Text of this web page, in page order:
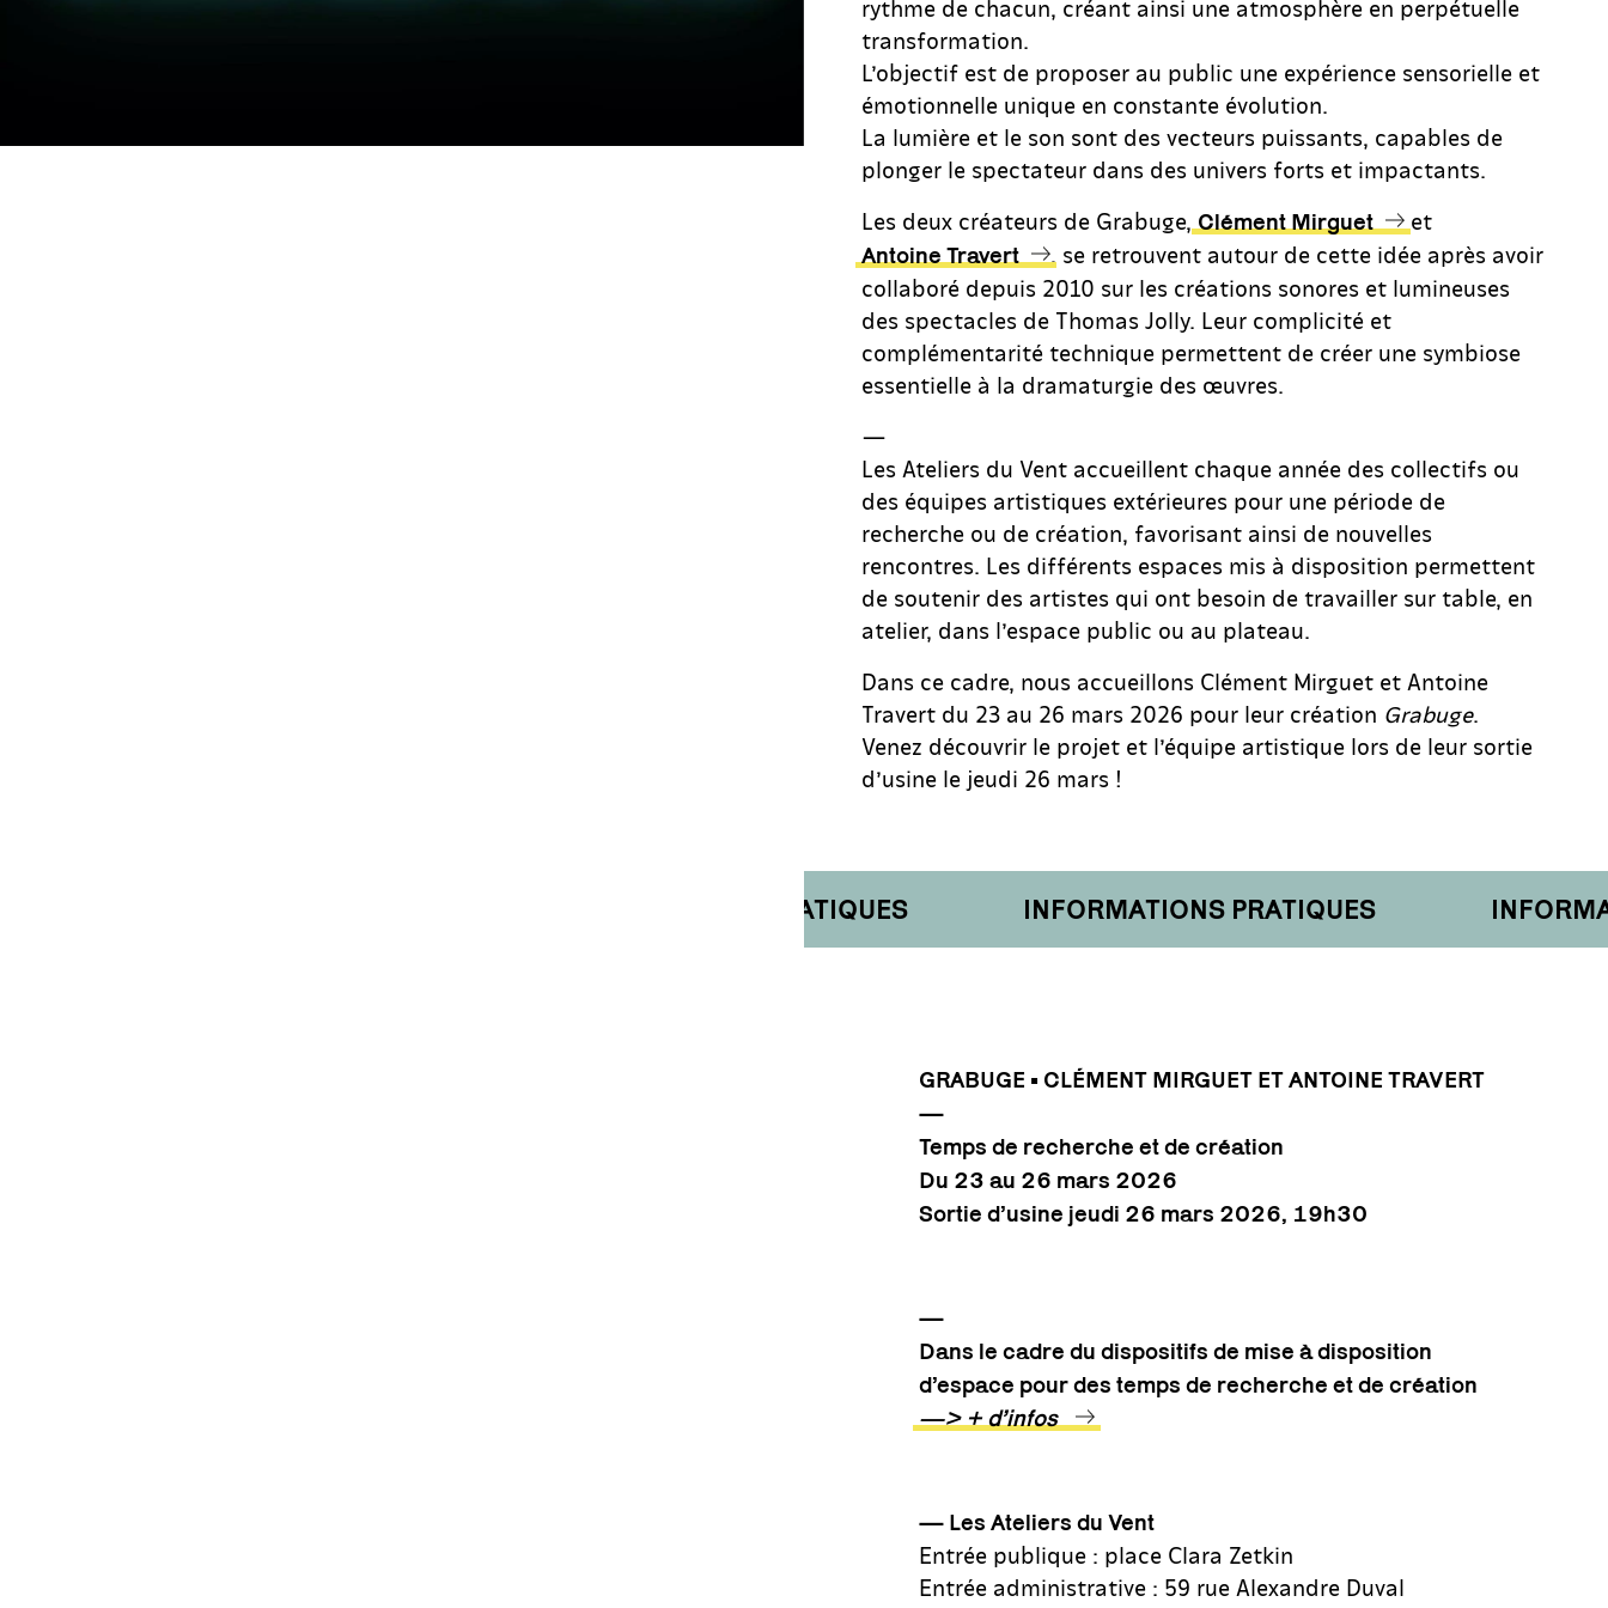
rythme de chacun, créant ainsi une atmosphère en perpétuelle
transformation.
L’objectif est de proposer au public une expérience sensorielle et
émotionnelle unique en constante évolution.
La lumière et le son sont des vecteurs puissants, capables de
plonger le spectateur dans des univers forts et impactants.
Les deux créateurs de Grabuge, Clément Mirguet et
Antoine Travert
, se retrouvent autour de cette idée après avoir
collaboré depuis 2010 sur les créations sonores et lumineuses
des spectacles de Thomas Jolly. Leur complicité et
complémentarité technique permettent de créer une symbiose
essentielle à la dramaturgie des œuvres.
—
Les Ateliers du Vent accueillent chaque année des collectifs ou
des équipes artistiques extérieures pour une période de
recherche ou de création, favorisant ainsi de nouvelles
rencontres. Les différents espaces mis à disposition permettent
de soutenir des artistes qui ont besoin de travailler sur table, en
atelier, dans l’espace public ou au plateau.
Dans ce cadre, nous accueillons Clément Mirguet et Antoine
Travert du 23 au 26 mars 2026 pour leur création Grabuge.
Venez découvrir le projet et l’équipe artistique lors de leur sortie
d’usine le jeudi 26 mars !
INFORMATIONS PRATIQUES INFORMATIONS PRATIQUES
GRABUGE • CLÉMENT MIRGUET ET ANTOINE TRAVERT
—
Temps de recherche et de création
Du 23 au 26 mars 2026
Sortie d’usine jeudi 26 mars 2026, 19h30
—
Dans le cadre du dispositifs de mise à disposition
d’espace pour des temps de recherche et de création
—> + d’infos
— Les Ateliers du Vent
Entrée publique : place Clara Zetkin
Entrée administrative : 59 rue Alexandre Duval